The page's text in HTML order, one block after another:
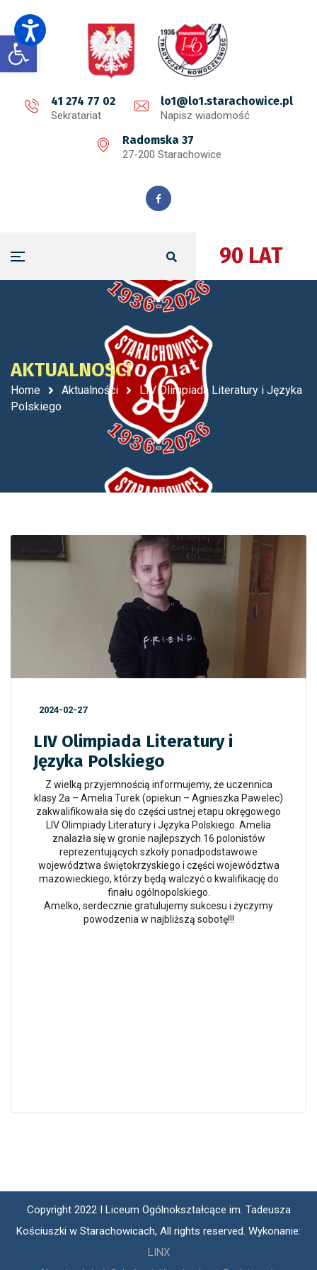
Open toolbar
41 274 77 02
Sekratariat
lo1@lo1.starachowice.pl
Napisz wiadomość
Radomska 37
27-200 Starachowice
90 LAT
AKTUALNOŚCI
Home Aktualności
LIV Olimpiada Literatury i Języka
Polskiego
2024-02-27
LIV Olimpiada Literatury i
Języka Polskiego
Z wielką przyjemnością informujemy, że uczennica
klasy 2a – Amelia Turek (opiekun – Agnieszka Pawelec)
zakwalifikowała się do części ustnej etapu okręgowego
LIV Olimpiady Literatury i Języka Polskiego. Amelia
znalazła się w gronie najlepszych 16 polonistów
reprezentujących szkoły ponadpodstawowe
województwa świętokrzyskiego i części województwa
mazowieckiego, którzy będą walczyć o kwalifikację do
finału ogólnopolskiego.
Amelko, serdecznie gratulujemy sukcesu i życzymy
powodzenia w najbliższą sobotę!!!
Copyright 2022 I Liceum Ogólnokształcące im. Tadeusza
Kościuszki w Starachowicach, All rights reserved. Wykonanie:
LINX